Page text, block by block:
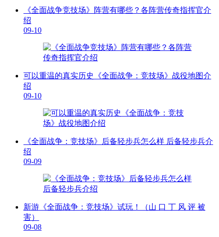
《全面战争竞技场》阵营有哪些？各阵营传奇指挥官介
绍
09-10
可以重温的真实历史《全面战争：竞技场》战役地图介
绍
09-10
《全面战争：竞技场》后备轻步兵怎么样 后备轻步兵介
绍
09-09
新游《全面战争：竞技场》试玩！（山 口 丁 风 评 被
害）
09-08